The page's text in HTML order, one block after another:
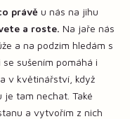
právě u nás na jihu
a roste. Na jaře nás
a na podzim hledám s
sušením pomáhá i
v květinářství, když
tam nechat. Také
a vytvořím z nich